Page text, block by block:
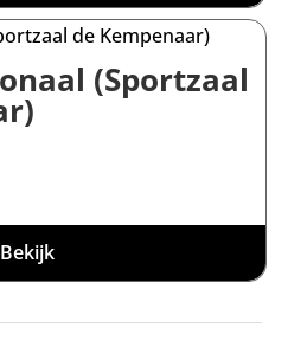
(Sportzaal
Bekijk